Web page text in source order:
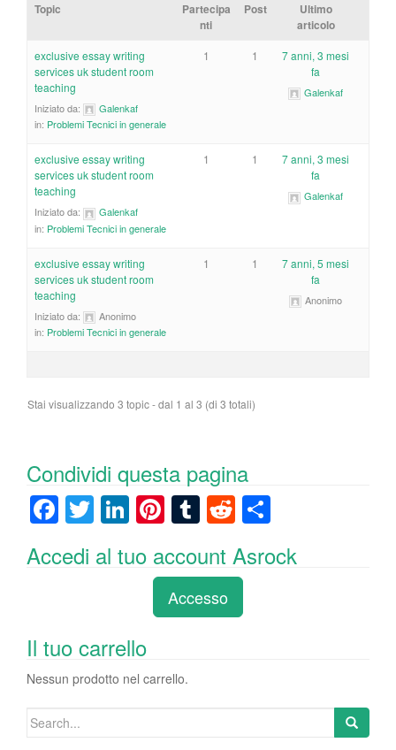
Topic
Partecipa
nti
Post
Ultimo
articolo
exclusive essay writing
services uk student room
teaching
Iniziato da:
Galenkaf
in: Problemi Tecnici in generale
1 1
7 anni, 3 mesi
fa
Galenkaf
exclusive essay writing
services uk student room
teaching
Iniziato da:
Galenkaf
in: Problemi Tecnici in generale
1 1
7 anni, 3 mesi
fa
Galenkaf
exclusive essay writing
services uk student room
teaching
Iniziato da:
Anonimo
in: Problemi Tecnici in generale
1 1
7 anni, 5 mesi
fa
Anonimo
Stai visualizzando 3 topic - dal 1 al 3 (di 3 totali)
Condividi questa pagina
F
a
c
o
o
k
T
wi
tt
Li
n
k
n
Pi
nt
er
e
st
T
u
m
bl
r
R
e
d
di
t
n
Accedi al tuo account Asrock
Accesso
Il tuo carrello
Nessun prodotto nel carrello.
Search